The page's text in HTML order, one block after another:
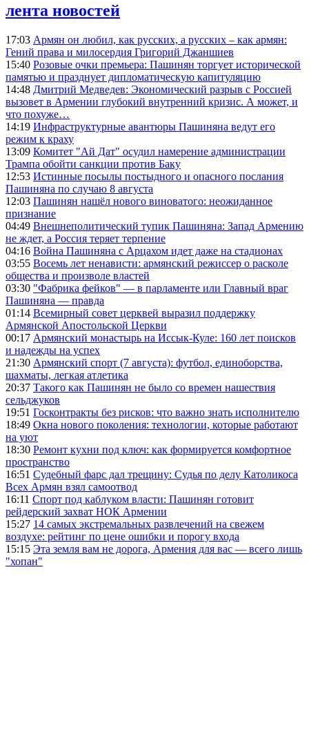
лента новостей
17:03 Армян он любил, как русских, а русских – как армян:
Гений права и милосердия Григорий Джаншиев
15:40 Розовые очки премьера: Пашинян торгует исторической
памятью и празднует дипломатическую капитуляцию
14:48 Дмитрий Медведев: Экономический разрыв с Россией
вызовет в Армении глубокий внутренний кризис. А может, и
что похуже…
14:19 Инфраструктурные авантюры Пашиняна ведут его
режим к краху
13:09 Комитет "Ай Дат" осудил намерение администрации
Трампа обойти санкции против Баку
12:53 Истинные посылы постыдного и опасного послания
Пашиняна по случаю 8 августа
12:03 Пашинян нашёл нового виноватого: неожиданное
признание
04:49 Внешнеполитический тупик Пашиняна: Запад Армению
не ждет, а Россия теряет терпение
04:16 Война Пашиняна с Арцахом идет даже на стадионах
03:55 Восемь лет ненависти: армянский режиссер о расколе
общества и произволе властей
03:30 "Фабрика фейков" — в парламенте или Главный враг
Пашиняна — правда
01:14 Всемирный совет церквей выразил поддержку
Армянской Апостольской Церкви
00:17 Армянский монастырь на Иссык-Куле: 160 лет поисков
и надежды на успех
21:30 Армянский спорт (7 августа): футбол, единоборства,
шахматы, легкая атлетика
20:37 Такого как Пашинян не было со времен нашествия
сельджуков
19:51 Госконтракты без рисков: что важно знать исполнителю
18:49 Окна нового поколения: технологии, которые работают
на уют
18:30 Ремонт кухни под ключ: как формируется комфортное
пространство
16:51 Судебный фарс дал трещину: Судья по делу Католикоса
Всех Армян взял самоотвод
16:11 Спорт под каблуком власти: Пашинян готовит
рейдерский захват НОК Армении
15:27 14 самых экстремальных развлечений на свежем
воздухе: рейтинг по цене ошибки и порогу входа
15:15 Эта земля вам не дорога, Армения для вас — всего лишь
"хопан"